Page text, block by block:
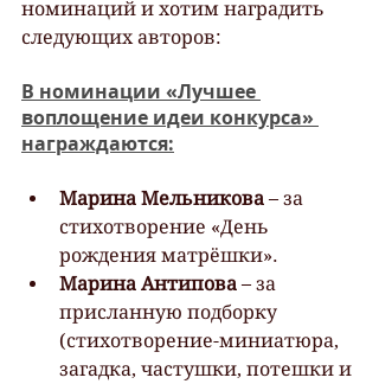
номинаций и хотим наградить
следующих авторов:
В номинации «Лучшее
воплощение идеи конкурса»
награждаются:
Марина Мельникова – за
стихотворение «День
рождения матрёшки».
Марина Антипова – за
присланную подборку
(стихотворение-миниатюра,
загадка, частушки, потешки и